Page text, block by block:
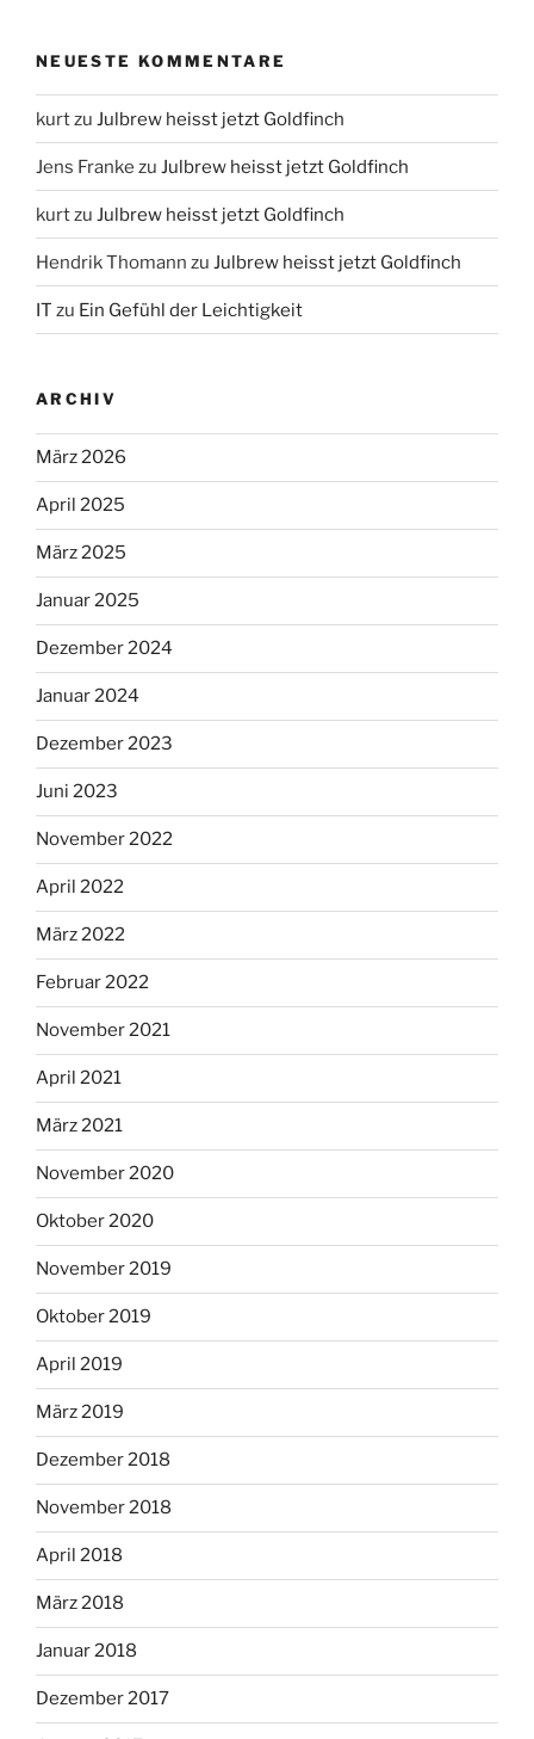
NEUESTE KOMMENTARE
kurtzu Julbrew heisst jetzt Goldfinch
Jens Franke zu Julbrew heisst jetzt Goldfinch
kurtzu Julbrew heisst jetzt Goldfinch
Hendrik Thomann zu Julbrew heisst jetzt Goldfinch
IT zu Ein Gefühl der Leichtigkeit
ARCHIV
März 2026
April 2025
März 2025
Januar 2025
Dezember 2024
Januar 2024
Dezember 2023
Juni 2023
November 2022
April 2022
März 2022
Februar 2022
November 2021
April 2021
März 2021
November 2020
Oktober 2020
November 2019
Oktober 2019
April 2019
März 2019
Dezember 2018
November 2018
April 2018
März 2018
Januar 2018
Dezember 2017